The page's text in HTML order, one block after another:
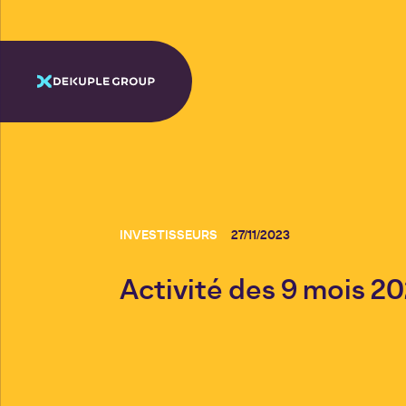
INVESTISSEURS 27/11/2023
Activité des 9 mois